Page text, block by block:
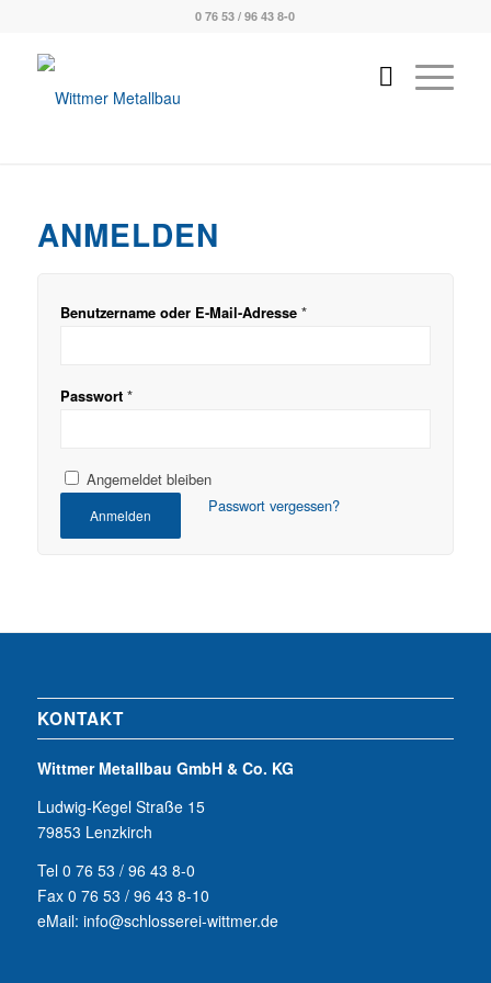
0 76 53 / 96 43 8-0
ANMELDEN
Benutzername oder E-Mail-Adresse *
Passwort *
Angemeldet bleiben
Anmelden Passwort vergessen?
KONTAKT
Wittmer Metallbau GmbH & Co. KG
Ludwig-Kegel Straße 15
79853 Lenzkirch
Tel 0 76 53 / 96 43 8-0
Fax 0 76 53 / 96 43 8-10
eMail: info@schlosserei-wittmer.de